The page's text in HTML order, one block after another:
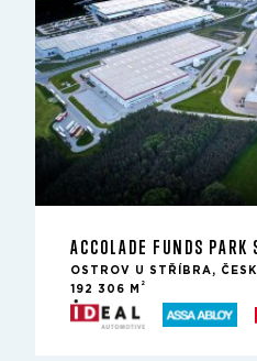
ACCOLADE FUNDS PARK
OSTROV U STŘÍBRA,
192 306 M
2